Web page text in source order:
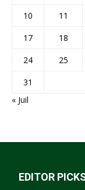
10
11
17
18
24
25
31
« Juil
EDITOR